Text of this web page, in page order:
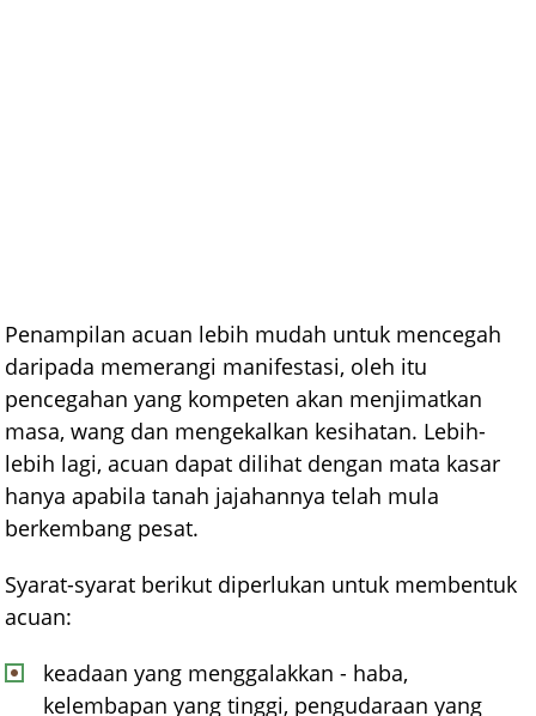
Penampilan acuan lebih mudah untuk mencegah
daripada memerangi manifestasi, oleh itu
pencegahan yang kompeten akan menjimatkan
masa, wang dan mengekalkan kesihatan. Lebih-
lebih lagi, acuan dapat dilihat dengan mata kasar
hanya apabila tanah jajahannya telah mula
berkembang pesat.
Syarat-syarat berikut diperlukan untuk membentuk
acuan:
keadaan yang menggalakkan - haba,
kelembapan yang tinggi, pengudaraan yang